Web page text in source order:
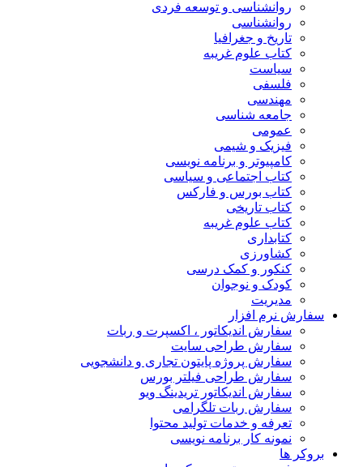
روانشناسی و توسعه فردی
روانشناسی
تاریخ و جغرافیا
کتاب علوم غریبه
سیاست
فلسفی
مهندسی
جامعه شناسی
عمومی
فیزیک و شیمی
کامپیوتر و برنامه نویسی
کتاب اجتماعی و سیاسی
کتاب بورس و فارکس
کتاب تاریخی
کتاب علوم غریبه
کتابداری
کشاورزی
کنکور و کمک‌ درسی
کودک و نوجوان
مدیریت
سفارش نرم افزار
سفارش اندیکاتور ، اکسپرت و ربات
سفارش طراحی سایت
سفارش پروژه پایتون تجاری و دانشجویی
سفارش طراحی فیلتر بورس
سفارش اندیکاتور تریدینگ ویو
سفارش ربات تلگرامی
تعرفه و خدمات تولید محتوا
نمونه کار برنامه نویسی
بروکر ها